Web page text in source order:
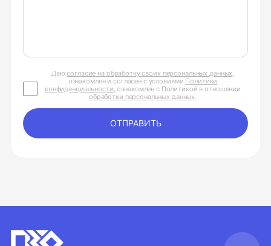
Даюсогласие на обработку своих персональных данных,
ознакомлен и согласен с условиями Политики
конфиденциальности, ознакомлен с Политикой в отношении
обработки персональных данных.
ОТПРАВИТЬ